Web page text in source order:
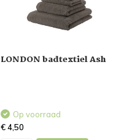
LONDON badtextiel Ash
Op voorraad
€ 4,50